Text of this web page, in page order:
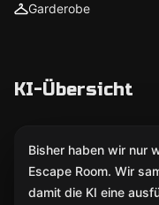
Garderobe
KI-Übersicht
Bisher haben wir nur
Escape Room. Wir
damit die KI eine